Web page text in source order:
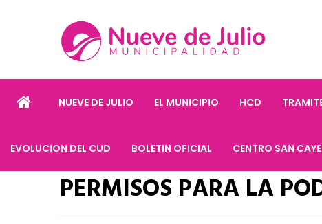
NUEVE DE JULIO EL MUNICIPIO HCD
EVOLUCION DEL CUD BOLETIN OFICIAL CENTRO SAN
PERMISOS PARA LA